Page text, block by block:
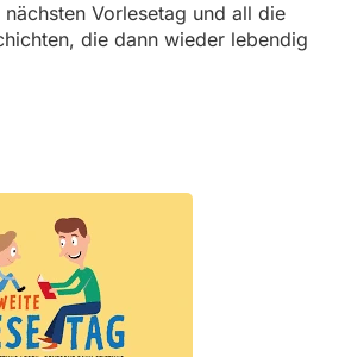
Vorlesetag und all die
die dann wieder lebendig